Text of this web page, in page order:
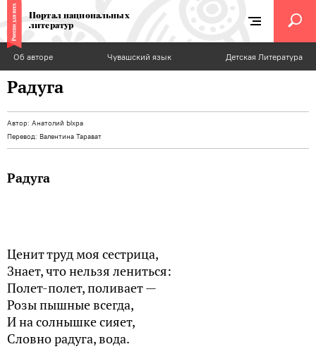
Портал национальных
литератур
Об авторе Чувашский язык Детская Литература
Радуга
Автор: Анатолий Ыхра
Перевод: Валентина Тарават
Радуга
Ценит труд моя сестрица,
Знает, что нельзя лениться:
Полет-полет, поливает —
Розы пышные всегда,
И на солнышке сияет,
Словно радуга, вода.